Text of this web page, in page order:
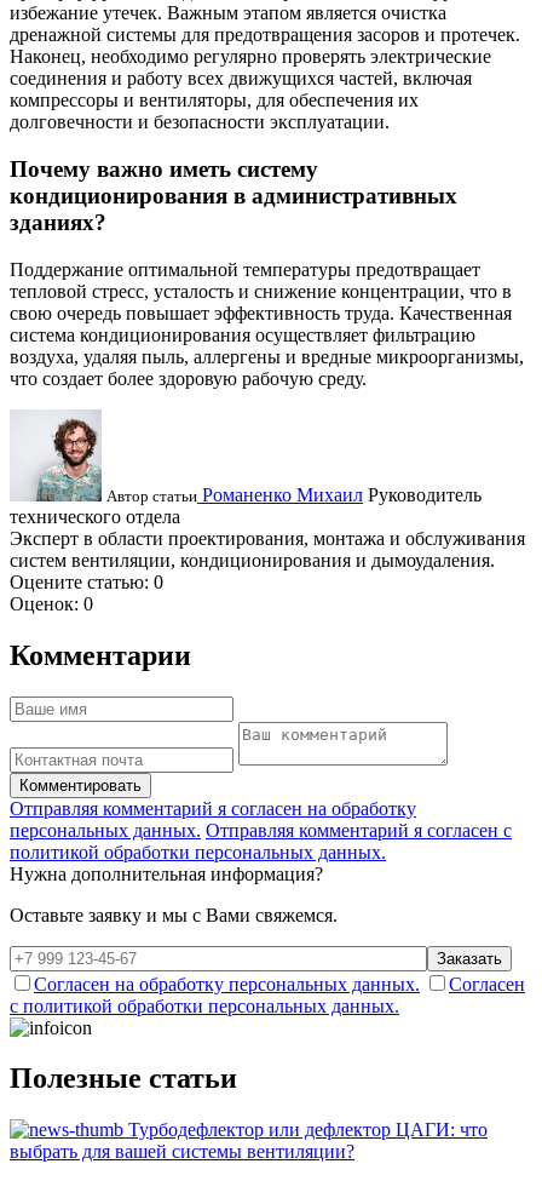
избежание утечек. Важным этапом является очистка
дренажной системы для предотвращения засоров и протечек.
Наконец, необходимо регулярно проверять электрические
соединения и работу всех движущихся частей, включая
компрессоры и вентиляторы, для обеспечения их
долговечности и безопасности эксплуатации.
Почему важно иметь систему
кондиционирования в административных
зданиях?
Поддержание оптимальной температуры предотвращает
тепловой стресс, усталость и снижение концентрации, что в
свою очередь повышает эффективность труда. Качественная
система кондиционирования осуществляет фильтрацию
воздуха, удаляя пыль, аллергены и вредные микроорганизмы,
что создает более здоровую рабочую среду.
Автор статьи Романенко Михаил Руководитель
технического отдела
Эксперт в области проектирования, монтажа и обслуживания
систем вентиляции, кондиционирования и дымоудаления.
Оцените статью: 0
Оценок: 0
Комментарии
Комментировать
Отправляя комментарий я согласен на обработку
персональных данных. Отправляя комментарий я согласен с
политикой обработки персональных данных.
Нужна дополнительная информация?
Оставьте заявку и мы с Вами свяжемся.
Заказать
Согласен на обработку персональных данных.
Согласен
с политикой обработки персональных данных.
Полезные статьи
Турбодефлектор или дефлектор ЦАГИ: что
выбрать для вашей системы вентиляции?